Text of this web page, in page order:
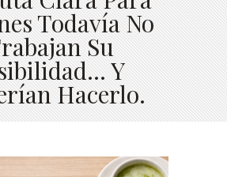
Todavía No
Su
Y
Hacerlo.